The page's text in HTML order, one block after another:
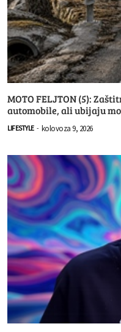
MOTO FELJTON (5):
automobile, ali ubijaju
LIFESTYLE - kolovoza 9, 2026